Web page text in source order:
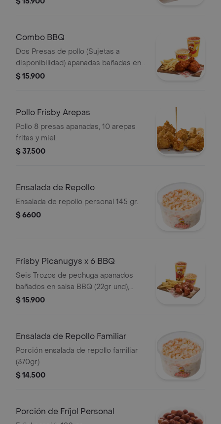
Combo BBQ
Dos Presas de pollo (Sujetas a
disponibilidad) apanadas bañadas en
salsa BBQ, francesa mediana (75gr),
$ 15.900
Pollo Frisby Arepas
Pollo 8 presas apanadas, 10 arepas
fritas y miel.
$ 37.500
Ensalada de Repollo
Ensalada de repollo personal 145 gr.
$ 6600
Frisby Picanugys x 6 BBQ
Seis Trozos de pechuga apanados
bañados en salsa BBQ (22gr und),
francesa mediana (75gr), ensalada de
$ 15.900
Ensalada de Repollo Familiar
Porción ensalada de repollo familiar
(370gr)
$ 14.500
Porción de Fríjol Personal